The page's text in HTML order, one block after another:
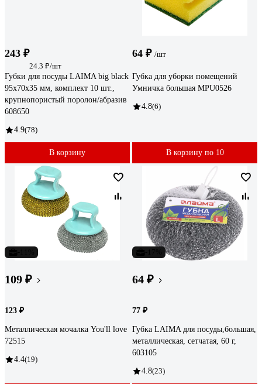
243 ₽
24.3 ₽/шт
Губки для посуды LAIMA big black
95x70x35 мм, комплект 10 шт.,
крупнопористый поролон/абразив
608650
4.9(78)
В корзину
64 ₽ /шт
Губка для уборки помещений
Умничка большая MPU0526
4.8(6)
В корзину по 10
109 ₽
123 ₽
Металлическая мочалка You'll love
72515
4.4(19)
64 ₽
77 ₽
Губка LAIMA для посуды,большая,
металлическая, сетчатая, 60 г,
603105
4.8(23)